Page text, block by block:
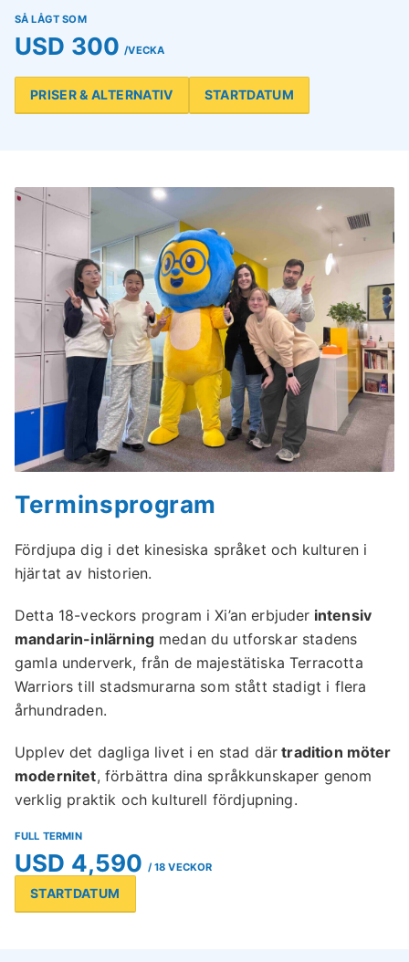
SÅ LÅGT SOM
USD 300 /VECKA
PRISER & ALTERNATIV STARTDATUM
Terminsprogram
Fördjupa dig i det kinesiska språket och kulturen i
hjärtat av historien.
Detta 18-veckors program i Xi’an erbjuder intensiv
mandarin-inlärningmedan du utforskar stadens
gamla underverk, från de majestätiska Terracotta
Warriors till stadsmurarna som stått stadigt i flera
århundraden.
Upplev det dagliga livet i en stad där tradition möter
modernitet, förbättra dina språkkunskaper genom
verklig praktik och kulturell fördjupning.
FULL TERMIN
USD 4,590 / 18 VECKOR
STARTDATUM